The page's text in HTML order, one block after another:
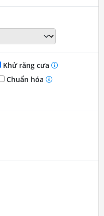
Khử răng cưa
Chuẩn hóa